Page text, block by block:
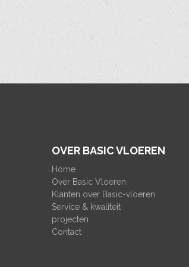
OVER BASIC VLOEREN
Home
Over Basic Vloeren
Klanten over Basic-vloeren
Service & kwaliteit
projecten
Contact